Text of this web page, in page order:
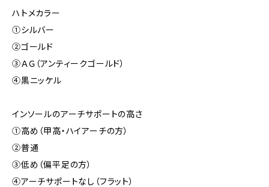
ハトメカラー
①シルバー
②ゴールド
③ＡＧ（アンティークゴールド）
④黒ニッケル
インソールのアーチサポートの高さ
①高め（甲高・ハイアーチの方）
②普通
③低め（偏平足の方）
④アーチサポートなし（フラット）